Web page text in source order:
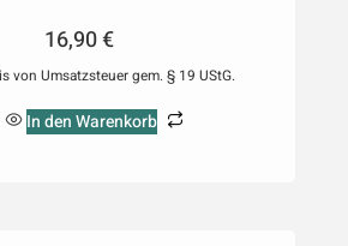
16,90€
von Umsatzsteuer gem. § 19 UStG.
In den Warenkorb